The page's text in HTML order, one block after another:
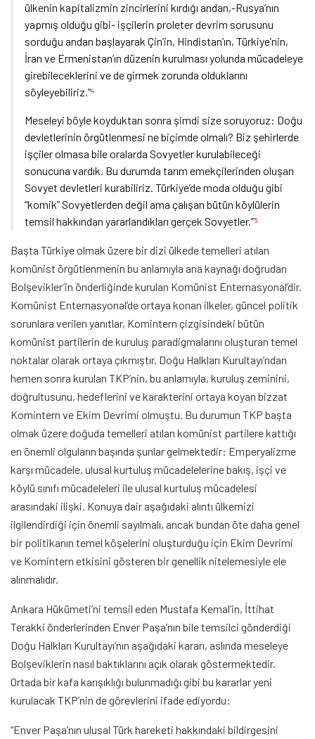
ülkenin kapitalizmin zincirlerini kırdığı andan,-Rusya’nın
yapmış olduğu gibi- işçilerin proleter devrim sorusunu
sorduğu andan başlayarak Çin’in, Hindistan’ın, Türkiye’nin,
İran ve Ermenistan’ın düzenin kurulması yolunda mücadeleye
girebileceklerini ve de girmek zorunda olduklarını
söyleyebiliriz.”4
Meseleyi böyle koyduktan sonra şimdi size soruyoruz: Doğu
devletlerinin örgütlenmesi ne biçimde olmalı? Biz şehirlerde
işçiler olmasa bile oralarda Sovyetler kurulabileceği
sonucuna vardık. Bu durumda tarım emekçilerinden oluşan
Sovyet devletleri kurabiliriz. Türkiye’de moda olduğu gibi
“komik” Sovyetlerden değil ama çalışan bütün köylülerin
temsil hakkından yararlandıkları gerçek Sovyetler.”5
Başta Türkiye olmak üzere bir dizi ülkede temelleri atılan
komünist örgütlenmenin bu anlamıyla ana kaynağı doğrudan
Bolşevikler’in önderliğinde kurulan Komünist Enternasyonal’dir.
Komünist Enternasyonal’de ortaya konan ilkeler, güncel politik
sorunlara verilen yanıtlar, Komintern çizgisindeki bütün
komünist partilerin de kuruluş paradigmalarını oluşturan temel
noktalar olarak ortaya çıkmıştır. Doğu Halkları Kurultayı’ndan
hemen sonra kurulan TKP’nin, bu anlamıyla, kuruluş zeminini,
doğrultusunu, hedeflerini ve karakterini ortaya koyan bizzat
Komintern ve Ekim Devrimi olmuştu. Bu durumun TKP başta
olmak üzere doğuda temelleri atılan komünist partilere kattığı
en önemli olguların başında şunlar gelmektedir: Emperyalizme
karşı mücadele, ulusal kurtuluş mücadelelerine bakış, işçi ve
köylü sınıfı mücadeleleri ile ulusal kurtuluş mücadelesi
arasındaki ilişki. Konuya dair aşağıdaki alıntı ülkemizi
ilgilendirdiği için önemli sayılmalı, ancak bundan öte daha genel
bir politikanın temel köşelerini oluşturduğu için Ekim Devrimi
ve Komintern etkisini gösteren bir genellik nitelemesiyle ele
alınmalıdır.
Ankara Hükümeti’ni temsil eden Mustafa Kemal’in, İttihat
Terakki önderlerinden Enver Paşa’nın bile temsilci gönderdiği
Doğu Halkları Kurultayı’nın aşağıdaki kararı, aslında meseleye
Bolşeviklerin nasıl baktıklarını açık olarak göstermektedir.
Ortada bir kafa karışıklığı bulunmadığı gibi bu kararlar yeni
kurulacak TKP’nin de görevlerini ifade ediyordu:
“Enver Paşa’nın ulusal Türk hareketi hakkındaki bildirgesini